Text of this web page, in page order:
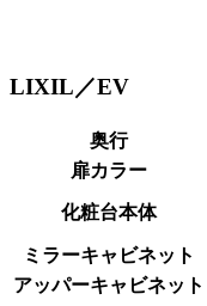
LIXIL／EV
奥行
扉カラー
化粧台本体
ミラーキャビネット
アッパーキャビネット